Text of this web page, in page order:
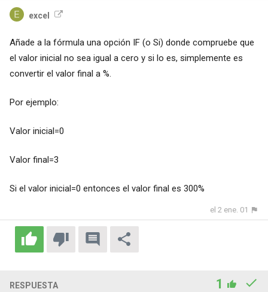
excel
Añade a la fórmula una opción IF (o Si) donde compruebe que
el valor inicial no sea igual a cero y si lo es, simplemente es
convertir el valor final a %.
Por ejemplo:
Valor inicial=0
Valor final=3
Si el valor inicial=0 entonces el valor final es 300%
el 2 ene. 01
RESPUESTA 1